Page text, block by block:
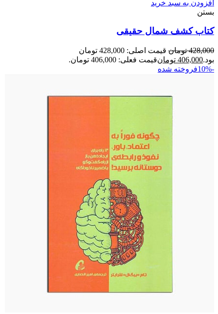
افزودن به سبد خرید
بستن
کتاب کشف شمال حقیقی
428,000 تومان
قیمت اصلی: 428,000 تومان
بود.406,000 تومانقیمت فعلی: 406,000 تومان.
-10%
فروخته شده